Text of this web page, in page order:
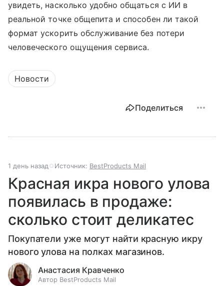
увидеть, насколько удобно общаться с ИИ в
реальной точке общепита и способен ли такой
формат ускорить обслуживание без потери
человеческого ощущения сервиса.
Новости
Поделиться
1 день назад Источник: BestProducts Mail
Красная икра нового улова
появилась в продаже:
сколько стоит деликатес
Покупатели уже могут найти красную икру
нового улова на полках магазинов.
Анастасия Кравченко
Автор BestProducts Mail